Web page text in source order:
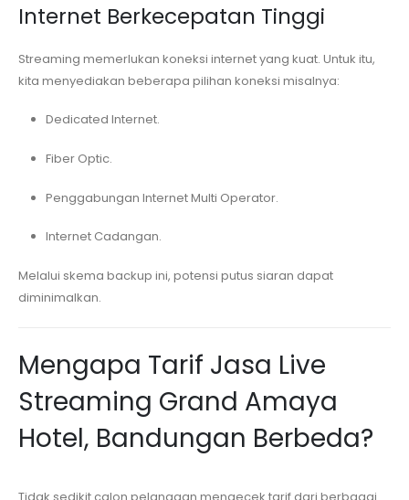
Internet Berkecepatan Tinggi
Streaming memerlukan koneksi internet yang kuat. Untuk itu,
kita menyediakan beberapa pilihan koneksi misalnya:
Dedicated Internet.
Fiber Optic.
Penggabungan Internet Multi Operator.
Internet Cadangan.
Melalui skema backup ini, potensi putus siaran dapat
diminimalkan.
Mengapa Tarif Jasa Live
Streaming Grand Amaya
Hotel, Bandungan Berbeda?
Tidak sedikit calon pelanggan mengecek tarif dari berbagai